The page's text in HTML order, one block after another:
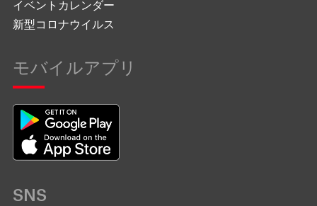
イベントカレンダー
新型コロナウイルス
モバイルアプリ
SNS